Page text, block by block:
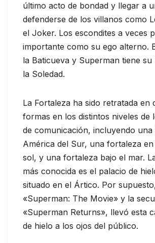
último acto de bondad y llegar a
defenderse de los villanos como
el Joker. Los escondites a veces
importante como su ego alterno.
la Baticueva y Superman tiene su
la Soledad.
La Fortaleza ha sido retratada en
formas en los distintos niveles de
de comunicación, incluyendo
América del Sur, una fortaleza
sol, y una fortaleza bajo el mar.
más conocida es el palacio de
situado en el Ártico. Por
«Superman: The Movie» y la
«Superman Returns», llevó esta
de hielo a los ojos del público.